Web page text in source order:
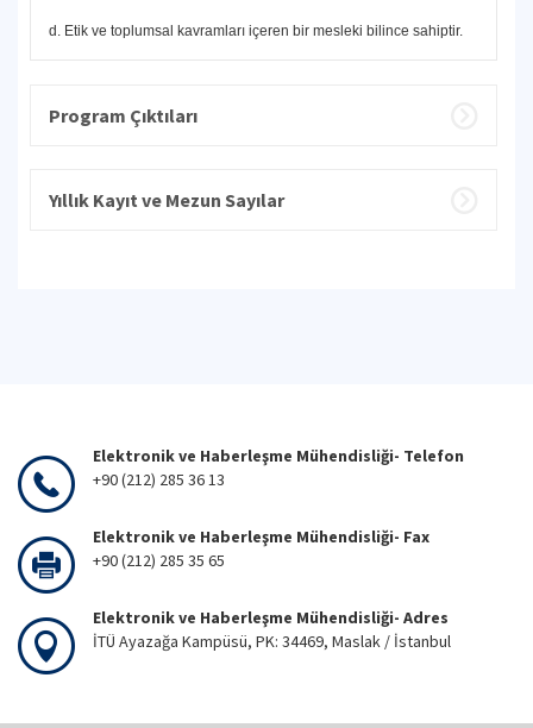
d. Etik ve toplumsal kavramları içeren bir mesleki bilince sahiptir.
Program Çıktıları
Yıllık Kayıt ve Mezun Sayılar
Elektronik ve Haberleşme Mühendisliği- Telefon
+90 (212) 285 36 13
Elektronik ve Haberleşme Mühendisliği- Fax
+90 (212) 285 35 65
Elektronik ve Haberleşme Mühendisliği- Adres
İTÜ Ayazağa Kampüsü, PK: 34469, Maslak / İstanbul